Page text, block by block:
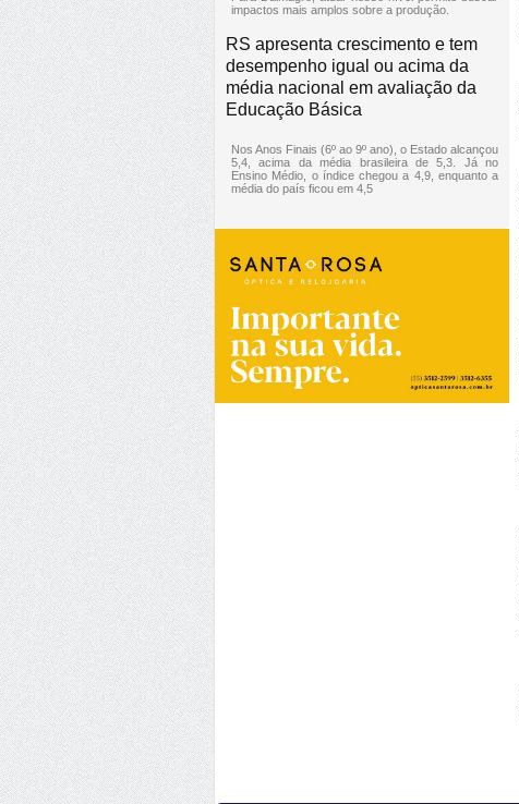
impactos mais amplos sobre a produção.
RS apresenta crescimento e tem
desempenho igual ou acima da
média nacional em avaliação da
Educação Básica
Nos Anos Finais (6º ao 9º ano), o Estado alcançou
5,4, acima da média brasileira de 5,3. Já no
Ensino Médio, o índice chegou a 4,9, enquanto a
média do país ficou em 4,5